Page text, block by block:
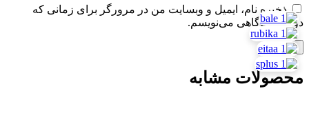
ذخیره نام، ایمیل و وبسایت من در مرورگر برای زمانی که
دوباره دیدگاهی می‌نویسم.
محصولات مشابه